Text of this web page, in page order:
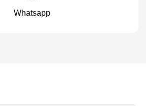
Whatsapp